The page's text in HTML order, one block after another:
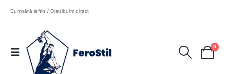
Cumpără ieftin / Distribuim direct
0